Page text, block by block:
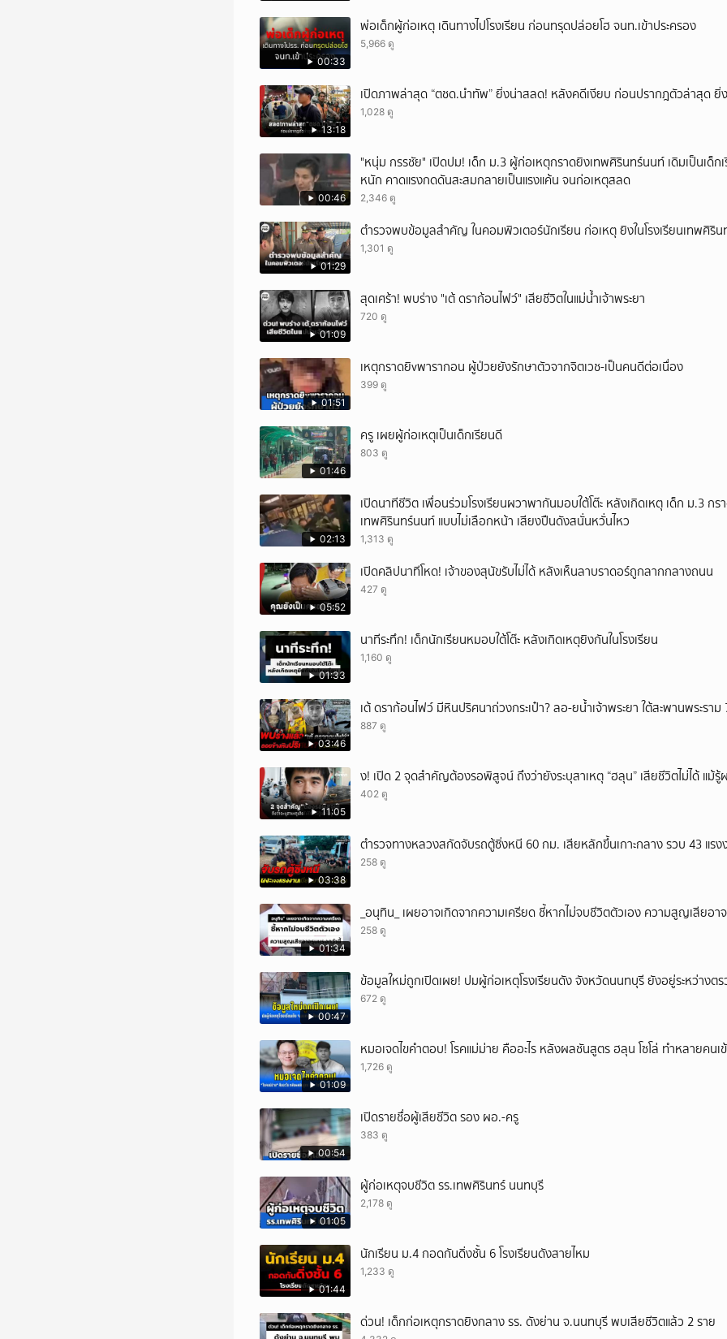
00:33
พ่อเด็กผู้ก่อเหตุ เดินทางไปโรงเรียน ก่อนทรุดปล่อยโฮ จนท.เข้าประครอง
5,966 ดู
13:18
เปิดภาพล่าสุด “ตชด.นำทัพ” ยิ่งน่าสลด! หลังคดีเงียบ ก่อนปรากฎตัวล่าสุด ยิ่
1,028 ดู
00:46
"หนุ่ม กรรชัย" เปิดปม! เด็ก ม.3 ผู้ก่อเหตุกราดยิงเทพศิรินทร์นนท์ เดิมเป็นเด็ก
หนัก คาดแรงกดดันสะสมกลายเป็นแรงแค้น จนก่อเหตุสลด
2,346 ดู
01:29
ตำรวจพบข้อมูลสำคัญ ในคอมพิวเตอร์นักเรียน ก่อเหตุ ยิงในโรงเรียนเทพศิริ
1,301 ดู
01:09
สุดเศร้า! พบร่าง "เต้ ดราก้อนไฟว์" เสียชีวิตในแม่น้ำเจ้าพระยา
720 ดู
01:51
เหตุกราดยิvพารากอน ผู้ป่วยยังรักษาตัวจากจิตเวช-เป็นคนดีต่อเนื่อง
399 ดู
01:46
ครู เผยผู้ก่อเหตุเป็นเด็กเรียนดี
803 ดู
02:13
เปิดนาทีชีวิต เพื่อนร่วมโรงเรียนผวาพากันมอบใต้โต๊ะ หลังเกิดเหตุ เด็ก ม.3 กรา
เทพศิรินทร์นนท์ แบบไม่เลือกหน้า เสียงปืนดังสนั่นหวั่นไหว
1,313 ดู
05:52
เปิดคลิปนาทีโหด! เจ้าของสุนัขรับไม่ได้ หลังเห็นลาบราดอร์ถูกลากกลางถนน
427 ดู
01:33
นาทีระทึก! เด็กนักเรียนหมอบใต้โต๊ะ หลังเกิดเหตุยิงกันในโรงเรียน
1,160 ดู
03:46
เต้ ดราก้อนไฟว์ มีหินปริศนาถ่วงกระเป๋า? ลอ-ยน้ำเจ้าพระยา ใต้สะพานพระราม
887 ดู
11:05
ง! เปิด 2 จุดสำคัญต้องรอพิสูจน์ ถึงว่ายังระบุสาเหตุ “ฮลุน” เสียชีวิตไม่ได้ แม้
402 ดู
03:38
ตำรวจทางหลวงสกัดจับรถตู้ซิ่งหนี 60 กม. เสียหลักขึ้นเกาะกลาง รวบ 43 แรง
258 ดู
01:34
_อนุทิน_ เผยอาจเกิดจากความเครียด ชี้หากไม่จบชีวิตตัวเอง ความสูญเสียอา
258 ดู
00:47
ข้อมูลใหม่ถูกเปิดเผย! ปมผู้ก่อเหตุโรงเรียนดัง จังหวัดนนทบุรี ยังอยู่ระหว่างต
672 ดู
01:09
หมอเจดไขคำตอบ! โรคแม่ม่าย คืออะไร หลังผลชันสูตร ฮลุน โซโล่ ทำหลายคนเ
1,726 ดู
00:54
เปิดรายชื่อผู้เสียชีวิต รอง ผอ.-ครู
383 ดู
01:05
ผู้ก่อเหตุจบชีวิต รร.เทพศิรินทร์ นนทบุรี
2,178 ดู
01:44
นักเรียน ม.4 กอดกันดิ่งชั้น 6 โรงเรียนดังสายไหม
1,233 ดู
ด่วน! เด็กก่อเหตุกราดยิงกลาง รร. ดังย่าน จ.นนทบุรี พบเสียชีวิตแล้ว 2 ราย